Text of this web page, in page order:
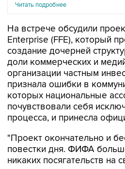
Читать подробнее
На встрече обсудили
Enterprise (FFE), который
создание дочерней
доли коммерческих и
организации частным
признала ошибки в
которых национальные
почувствовали себя
процесса, и принесла
"Проект окончательно и
повестки дня. ФИФА
никаких посягательств на